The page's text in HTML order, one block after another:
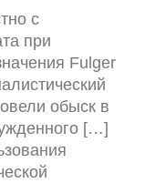
с
при
Fulger
обыск в
[…]